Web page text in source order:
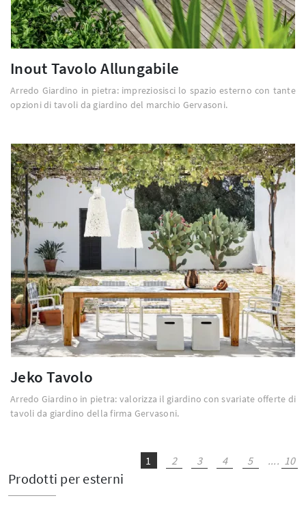
Inout Tavolo Allungabile
Arredo Giardino in pietra: impreziosisci lo spazio esterno con tante
opzioni di tavoli da giardino del marchio Gervasoni.
Jeko Tavolo
Arredo Giardino in pietra: valorizza il giardino con svariate offerte di
tavoli da giardino della firma Gervasoni.
1 2 3 4 5 .... 10
Prodotti per esterni